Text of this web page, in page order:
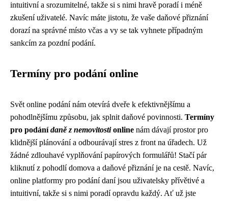
intuitivní a srozumitelné, takže si s nimi hravě poradí i méně
zkušení uživatelé. Navíc máte jistotu, že vaše daňové přiznání
dorazí na správné místo včas a vy se tak vyhnete případným
sankcím za pozdní podání.
Termíny pro podání online
Svět online podání nám otevírá dveře k efektivnějšímu a
pohodlnějšímu způsobu, jak splnit daňové povinnosti. Termíny
pro podánídaně z nemovitostionline nám dávají prostor pro
klidnější plánování a odbourávají stres z front na úřadech. Už
žádné zdlouhavé vyplňování papírových formulářů! Stačí pár
kliknutí z pohodlí domova a daňové přiznání je na cestě. Navíc,
online platformy pro podání daní jsou uživatelsky přívětivé a
intuitivní, takže si s nimi poradí opravdu každý. Ať už jste